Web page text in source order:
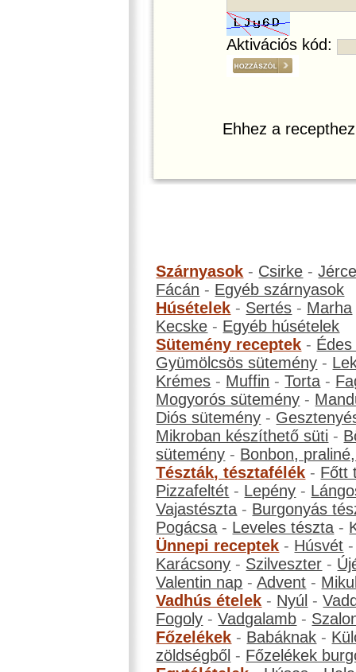
Aktivációs kód:
Ehhez a
Szárnyasok - Csirke -
Fácán - Egyéb szárnyasok
Húsételek - Sertés - Marha
Kecske - Egyéb húsételek
Sütemény receptek -
Gyümölcsös sütemény -
Krémes - Muffin -Torta -
Mogyorós sütemény -
Diós sütemény -
Mikroban készíthető süti -
sütemény - Bonbon,
Tészták, tésztafélék - Főtt
Pizzafeltét - Lepény -
Vajastészta - Burgonyás
Pogácsa - Leveles tészta -
Ünnepi receptek - Húsvét
Karácsony - Szilveszter -
Valentin nap -Advent -
Vadhús ételek - Nyúl -
Fogoly -Vadgalamb -
Főzelékek - Babáknak -
zöldségből - Főzelékek